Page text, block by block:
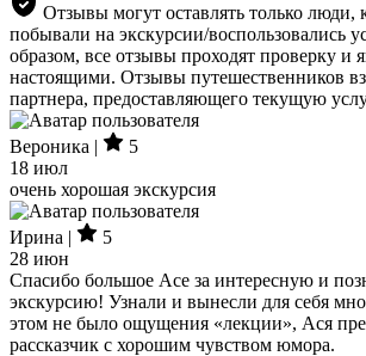
Отзывы могут оставлять только люди,
побывали на экскурсии/воспользовались
образом, все отзывы проходят проверку и
настоящими. Отзывы путешественников
партнера, предоставляющего текущую
Вероника |
5
18 июл
очень хорошая экскурсия
Ирина |
5
28 июн
Спасибо большое Асе за интересную и
экскурсию! Узнали и вынесли для себя
этом не было ощущения «лекции», Ася
рассказчик с хорошим чувством юмора.